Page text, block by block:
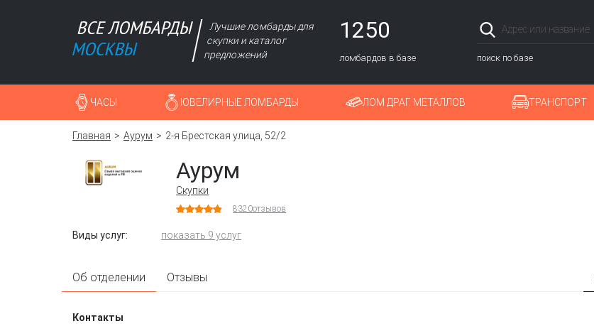
Лучшие ломбарды для
скупки и каталог
предложений
1250
ломбардов в базе поиск по базе
ЧАСЫ ЮВЕЛИРНЫЕ ЛОМБАРДЫ ЛОМ ДРАГ. МЕТАЛЛОВ ТРАНСПОРТ
Главная Аурум 2-я Брестская улица, 52/2
Аурум
Скупки
8320отзывов
Виды услуг: показать 9 услуг
Об отделении Отзывы
Контакты